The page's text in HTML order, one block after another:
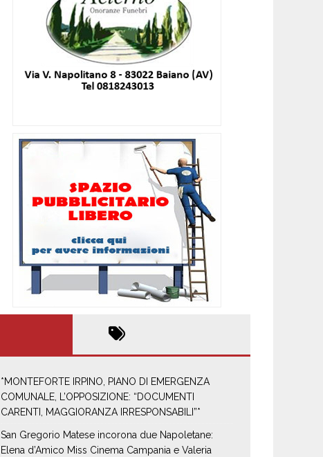
*MONTEFORTE IRPINO, PIANO DI EMERGENZA
COMUNALE, L’OPPOSIZIONE: “DOCUMENTI
CARENTI, MAGGIORANZA IRRESPONSABILI”*
San Gregorio Matese incorona due Napoletane:
Elena d’Amico Miss Cinema Campania e Valeria